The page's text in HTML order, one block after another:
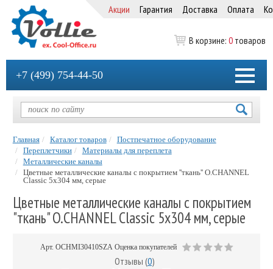
Акции Гарантия Доставка Оплата
В корзине: 0 товаров
+7 (499) 754-44-50
Главная Каталог товаров
Постпечатное оборудование
Переплетчики
Материалы для переплета
Металлические каналы
Цветные металлические каналы с покрытием ''ткань'' O.CHANNEL
Classic 5х304 мм, серые
Цветные металлические каналы с покрытием
"ткань" O.CHANNEL Classic 5х304 мм, серые
Арт. OCHMI30410SZA Оценка покупателей
Отзывы (0)